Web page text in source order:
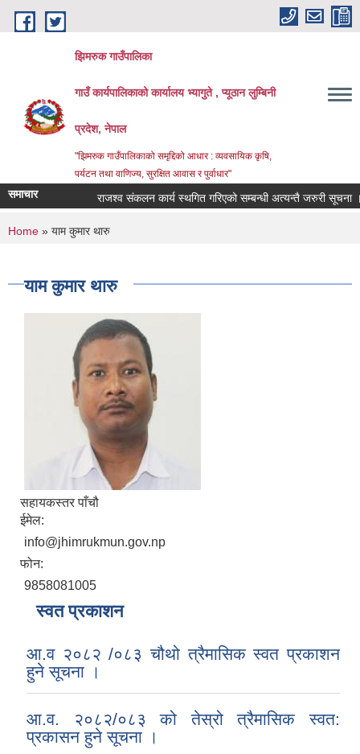
Skip to main content
झिमरुक गाउँपालिका
गाउँ कार्यपालिकाको कार्यालय भ्यागुते , प्यूठान लुम्बिनी
प्रदेश, नेपाल
"झिमरुक गाउँपालिकाको समृद्दिको आधार : व्यवसायिक कृषि,
पर्यटन तथा वाणिज्य, सुरक्षित आवास र पुर्वाधार"
समाचार राजश्व संकलन कार्य स्थगित गरिएको सम्बन्धी अत्यन्तै जरुरी सूचना ।
You are here
Home » याम कुमार थारु
याम कुमार थारु
सहायकस्तर पाँचौ
ईमेल:
info@jhimrukmun.gov.np
फोन:
9858081005
स्वत प्रकाशन
आ.व २०८२ /०८३ चौथो त्रैमासिक स्वत प्रकाशन
हुने सूचना ।
आ.व. २०८२/०८३ को तेस्रो त्रैमासिक स्वत:
प्रकासन हुने सूचना ।